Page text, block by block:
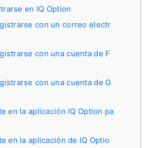
en IQ Option
con un correo electr
con una cuenta de F
con una cuenta de G
en la aplicación IQ Option pa
en la aplicación de IQ Optio